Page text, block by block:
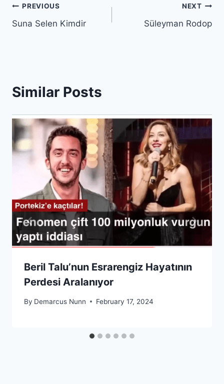
Post
navigation
PREVIOUS
Suna Selen Kimdir
NEXT
Süleyman Rodop
Similar Posts
Beril Talu’nun Esrarengiz Hayatının
Perdesi Aralanıyor
By Demarcus Nunn February 17, 2024